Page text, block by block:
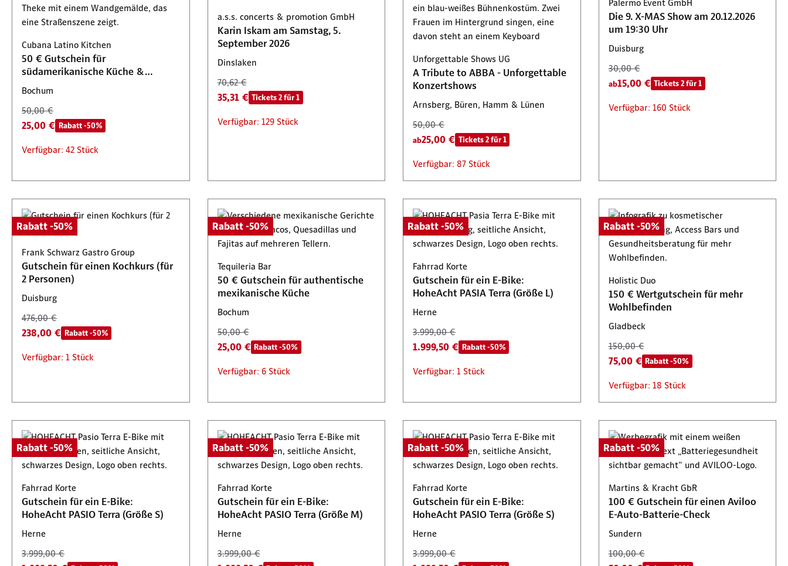
Start am 17. Oktober 2026, 04:00 Uhr
Cocktails
Bochum
50,00 €
25,00 €
Start am 12. Oktober 2026, 11:00 Uhr
Start am 9. Oktober 2026, 04:00 Uhr
Start am 1. September 2026, 14:00
Uhr
Start am 13. August 2026, 14:00 Uhr Start am 10. August 2026, 11:00 Uhr
Cubana Latino Kitchen
50 € Gutschein für
südamerikanische Küche &
Cocktails
Bochum
50,00 €
25,00 € Rabatt -50%
Verfügbar: 42 Stück
a.s.s. concerts & promotion GmbH
Karin Iskam am Samstag, 5.
September 2026
Dinslaken
70,62 €
35,31 € Tickets 2 für 1
Verfügbar: 129 Stück
Unforgettable Shows UG
A Tribute to ABBA - Unforgettable
Konzertshows
Arnsberg, Büren, Hamm & Lünen
50,00 €
ab25,00 € Tickets 2 für 1
Verfügbar: 87 Stück
Palermo Event GmbH
Die 9. X-MAS Show am 20.12.2026
um 19:30 Uhr
Duisburg
30,00 €
ab15,00 € Tickets 2 für 1
Verfügbar: 160 Stück
Rabatt -50%
Frank Schwarz Gastro Group
Gutschein für einen Kochkurs (für
2 Personen)
Duisburg
476,00 €
238,00 € Rabatt -50%
Verfügbar: 1 Stück
Rabatt -50%
Tequileria Bar
50 € Gutschein für authentische
mexikanische Küche
Bochum
50,00 €
25,00 € Rabatt -50%
Verfügbar: 6 Stück
Rabatt -50%
Fahrrad Korte
Gutschein für ein E-Bike:
HoheAcht PASIA Terra (Größe L)
Herne
3.999,00 €
1.999,50 € Rabatt -50%
Verfügbar: 1 Stück
Rabatt -50%
Holistic Duo
150 € Wertgutschein für mehr
Wohlbefinden
Gladbeck
150,00 €
75,00 € Rabatt -50%
Verfügbar: 18 Stück
Rabatt -50%
Fahrrad Korte
Gutschein für ein E-Bike:
HoheAcht PASIO Terra (Größe S)
Herne
3.999,00 €
Rabatt -50%
Fahrrad Korte
Gutschein für ein E-Bike:
HoheAcht PASIO Terra (Größe M)
Herne
3.999,00 €
Rabatt -50%
Fahrrad Korte
Gutschein für ein E-Bike:
HoheAcht PASIO Terra (Größe S)
Herne
3.999,00 €
Rabatt -50%
Martins & Kracht GbR
100 € Gutschein für einen Aviloo
E-Auto-Batterie-Check
Sundern
100,00 €